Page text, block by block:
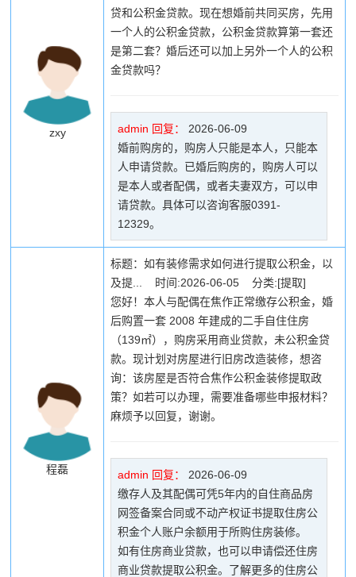
zxy
贷和公积金贷款。现在想婚前共同买房，先用
一个人的公积金贷款，公积金贷款算第一套还
是第二套？婚后还可以加上另外一个人的公积
金贷款吗？
admin 回复：
2026-06-09
婚前购房的，购房人只能是本人，只能本
人申请贷款。已婚后购房的，购房人可以
是本人或者配偶，或者夫妻双方，可以申
请贷款。具体可以咨询客服0391-
12329。
程磊
标题：如有装修需求如何进行提取公积金，以
及提... 时间:2026-06-05 分类:[提取]
您好！本人与配偶在焦作正常缴存公积金，婚
后购置一套 2008 年建成的二手自住住房
（139㎡），购房采用商业贷款，未公积金贷
款。现计划对房屋进行旧房改造装修，想咨
询：该房屋是否符合焦作公积金装修提取政
策？如若可以办理，需要准备哪些申报材料？
麻烦予以回复，谢谢。
admin 回复：
2026-06-09
缴存人及其配偶可凭5年内的自住商品房
网签备案合同或不动产权证书提取住房公
积金个人账户余额用于所购住房装修。
如有住房商业贷款，也可以申请偿还住房
商业贷款提取公积金。了解更多的住房公